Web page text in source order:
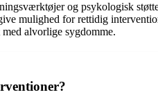
og psykologisk
mulighed for rettidig
alvorlige sygdomme.